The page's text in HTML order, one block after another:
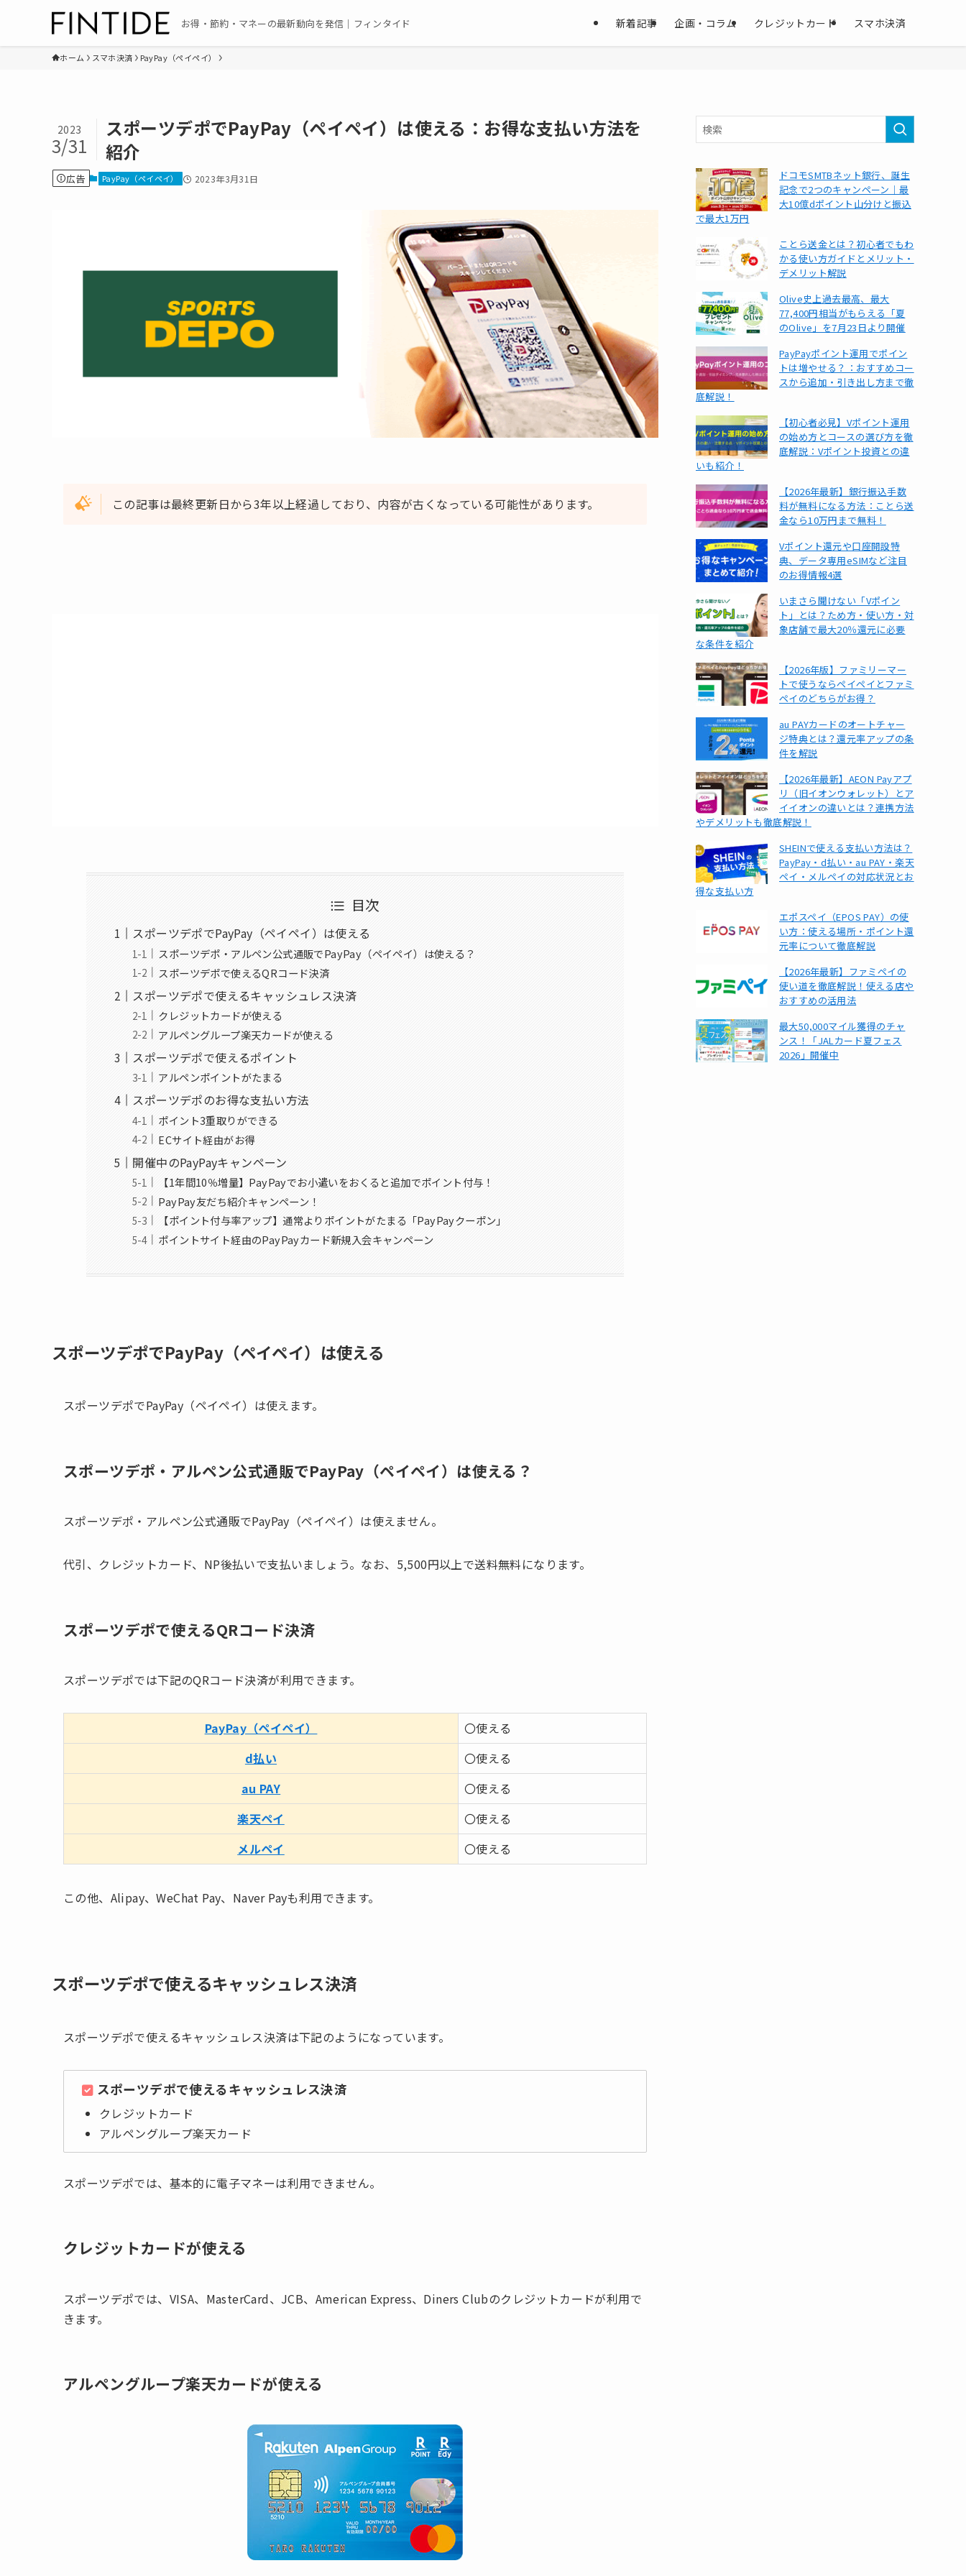
お得・節約・マネーの最新動向を発信｜フィンタイド 新着記事 企画・コラム クレジットカード スマホ決済
ホーム スマホ決済 PayPay（ペイペイ）
スポーツデポでPayPay（ペイペイ）は使える：お得な支払い方法を
紹介
2023
3/31
広告 PayPay（ペイペイ） 2023年3月31日
この記事は最終更新日から3年以上経過しており、内容が古くなっている可能性があります。
目次
スポーツデポでPayPay（ペイペイ）は使える
スポーツデポ・アルペン公式通販でPayPay（ペイペイ）は使える？
スポーツデポで使えるQRコード決済
スポーツデポで使えるキャッシュレス決済
クレジットカードが使える
アルペングループ楽天カードが使える
スポーツデポで使えるポイント
アルペンポイントがたまる
スポーツデポのお得な支払い方法
ポイント3重取りができる
ECサイト経由がお得
開催中のPayPayキャンペーン
【1年間10％増量】PayPayでお小遣いをおくると追加でポイント付与！
PayPay友だち紹介キャンペーン！
【ポイント付与率アップ】通常よりポイントがたまる「PayPayクーポン」
ポイントサイト経由のPayPayカード新規入会キャンペーン
スポーツデポでPayPay（ペイペイ）は使える
スポーツデポでPayPay（ペイペイ）は使えます。
スポーツデポ・アルペン公式通販でPayPay（ペイペイ）は使える？
スポーツデポ・アルペン公式通販でPayPay（ペイペイ）は使えません。
代引、クレジットカード、NP後払いで支払いましょう。なお、5,500円以上で送料無料になります。
スポーツデポで使えるQRコード決済
スポーツデポでは下記のQRコード決済が利用できます。
PayPay（ペイペイ）
〇使える
d払い
〇使える
au PAY
〇使える
楽天ペイ
〇使える
メルペイ
〇使える
この他、Alipay、WeChat Pay、Naver Payも利用できます。
スポーツデポで使えるキャッシュレス決済
スポーツデポで使えるキャッシュレス決済は下記のようになっています。
スポーツデポで使えるキャッシュレス決済
クレジットカード
アルペングループ楽天カード
スポーツデポでは、基本的に電子マネーは利用できません。
クレジットカードが使える
スポーツデポでは、VISA、MasterCard、JCB、American Express、Diners Clubのクレジットカードが利用で
きます。
アルペングループ楽天カードが使える
ドコモSMTBネット銀行、誕生
記念で2つのキャンペーン｜最
大10億dポイント山分けと振込
で最大1万円
ことら送金とは？初心者でもわ
かる使い方ガイドとメリット・
デメリット解説
Olive史上過去最高、最大
77,400円相当がもらえる「夏
のOlive」を7月23日より開催
PayPayポイント運用でポイン
トは増やせる？：おすすめコー
スから追加・引き出し方まで徹
底解説！
【初心者必見】Vポイント運用
の始め方とコースの選び方を徹
底解説：Vポイント投資との違
いも紹介！
【2026年最新】銀行振込手数
料が無料になる方法：ことら送
金なら10万円まで無料！
Vポイント還元や口座開設特
典、データ専用eSIMなど注目
のお得情報4選
いまさら聞けない「Vポイン
ト」とは？ため方・使い方・対
象店舗で最大20％還元に必要
な条件を紹介
【2026年版】ファミリーマー
トで使うならペイペイとファミ
ペイのどちらがお得？
au PAYカードのオートチャー
ジ特典とは？還元率アップの条
件を解説
【2026年最新】AEON Payアプ
リ（旧イオンウォレット）とア
イイオンの違いとは？連携方法
やデメリットも徹底解説！
SHEINで使える支払い方法は？
PayPay・d払い・au PAY・楽天
ペイ・メルペイの対応状況とお
得な支払い方
エポスペイ（EPOS PAY）の使
い方：使える場所・ポイント還
元率について徹底解説
【2026年最新】ファミペイの
使い道を徹底解説！使える店や
おすすめの活用法
最大50,000マイル獲得のチャ
ンス！「JALカード夏フェス
2026」開催中